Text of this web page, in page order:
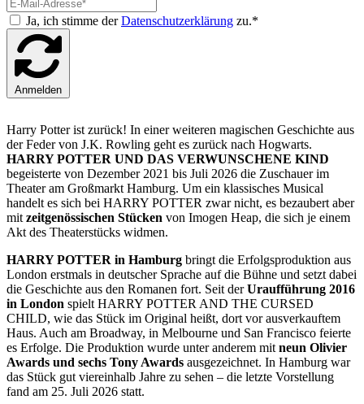
Ja, ich stimme derDatenschutzerklärung zu.*
Anmelden
Harry Potter ist zurück! In einer weiteren magischen Geschichte aus
der Feder von J.K. Rowling geht es zurück nach Hogwarts.
HARRY POTTER UND DAS VERWUNSCHENE KIND
begeisterte von Dezember 2021 bis Juli 2026 die Zuschauer im
Theater am Großmarkt Hamburg. Um ein klassisches Musical
handelt es sich bei HARRY POTTER zwar nicht, es bezaubert aber
mit zeitgenössischen Stücken von Imogen Heap, die sich je einem
Akt des Theaterstücks widmen.
HARRY POTTER in Hamburg bringt die Erfolgsproduktion aus
London erstmals in deutscher Sprache auf die Bühne und setzt dabei
die Geschichte aus den Romanen fort. Seit derUraufführung 2016
in London spielt HARRY POTTER AND THE CURSED
CHILD, wie das Stück im Original heißt, dort vor ausverkauftem
Haus. Auch am Broadway, in Melbourne und San Francisco feierte
es Erfolge. Die Produktion wurde unter anderem mit neun Olivier
Awards und sechs Tony Awards ausgezeichnet. In Hamburg war
das Stück gut viereinhalb Jahre zu sehen – die letzte Vorstellung
fand am 25. Juli 2026 statt.